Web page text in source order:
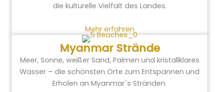
die kulturelle Vielfalt des Landes.
Mehr erfahren
Myanmar Strände
Meer, Sonne, weißer Sand, Palmen und kristallklares
Wasser – die schönsten Orte zum Entspannen und
Erholen an Myanmar`s Stränden.